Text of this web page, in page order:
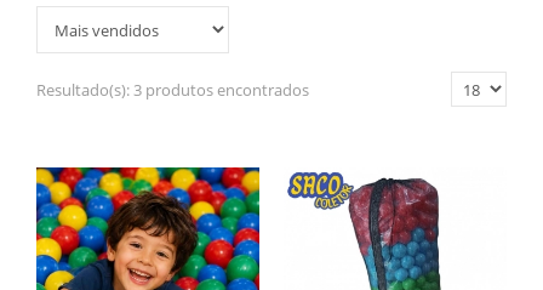
Resultado(s):3 produtos encontrados